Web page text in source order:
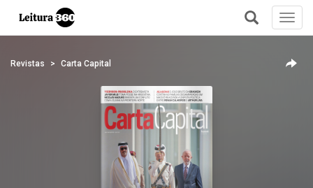
+
Revistas Carta Capital